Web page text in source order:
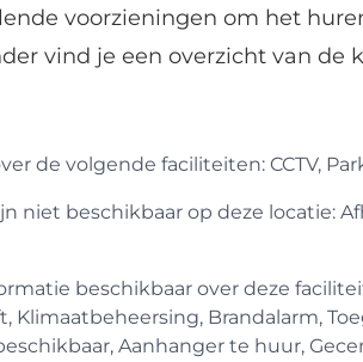
voorzieningen om het
vind je een overzicht van de
de volgende faciliteiten: CCTV,
niet beschikbaar op deze locatie:
beschikbaar over deze
Klimaatbeheersing, Brandalarm,
Aanhanger te huur,